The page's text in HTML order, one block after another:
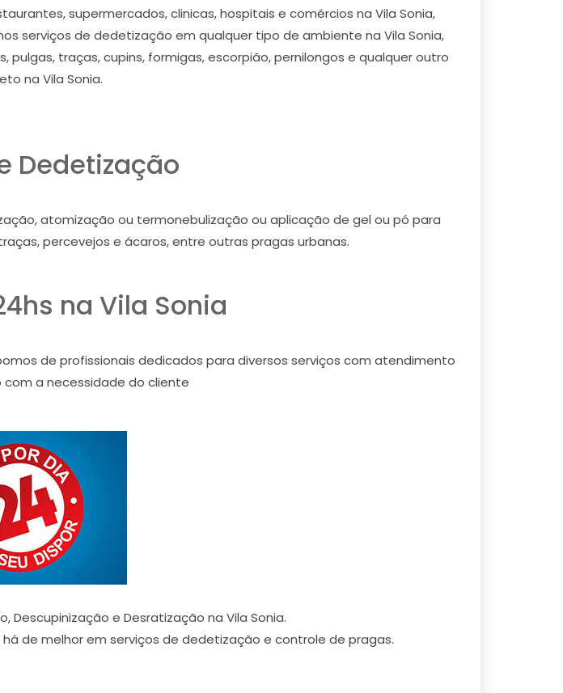
supermercados, clinicas, hospitais e comércios na Vila Sonia,
serviços de dedetização em qualquer tipo de ambiente na Vila Sonia,
traças, cupins, formigas, escorpião, pernilongos e qualquer outro
na Vila Sonia.
Dedetização
atomização ou termonebulização ou aplicação de gel ou pó para
percevejos e ácaros, entre outras pragas urbanas.
na Vila Sonia
de profissionais dedicados para diversos serviços com atendimento
a necessidade do cliente
e Desratização na Vila Sonia.
de melhor em serviços de dedetização e controle de pragas.